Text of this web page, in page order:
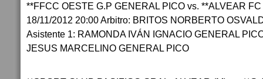
**FFCC OESTE G.P GENERAL PICO vs. **ALVEAR
18/11/2012 20:00 Arbitro: BRITOS NORBERTO
Asistente 1: RAMONDA IVÁN IGNACIO GENERAL
JESUS MARCELINO GENERAL PICO